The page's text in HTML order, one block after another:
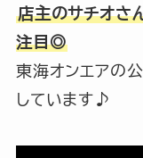
店主のサチオさ
注目◎
東海オンエアの
しています♪